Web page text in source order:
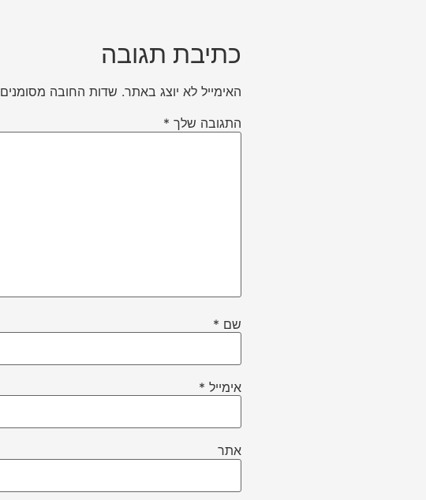
כתיבת תגובה
האימייל לא יוצג באתר. שדות החובה מסומנים
התגובה שלך *
שם *
אימייל *
אתר